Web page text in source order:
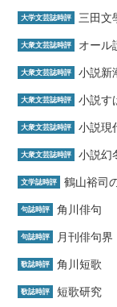
大学文芸誌時評 三田文
大衆文芸誌時評 オール
大衆文芸誌時評 小説新
大衆文芸誌時評 小説す
大衆文芸誌時評 小説現
大衆文芸誌時評 小説幻
文学誌時評 鶴山裕司
句誌時評 角川俳句
句誌時評 月刊俳句界
歌誌時評 角川短歌
歌誌時評 短歌研究